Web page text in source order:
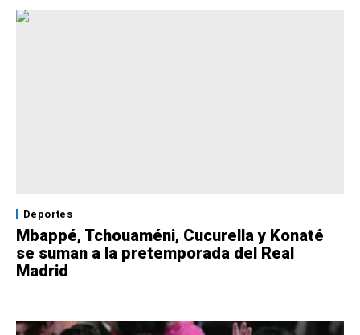
Deportes
Mbappé, Tchouaméni, Cucurella y Konaté
se suman a la pretemporada del Real
Madrid